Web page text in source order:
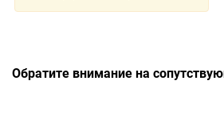
Обратите внимание на